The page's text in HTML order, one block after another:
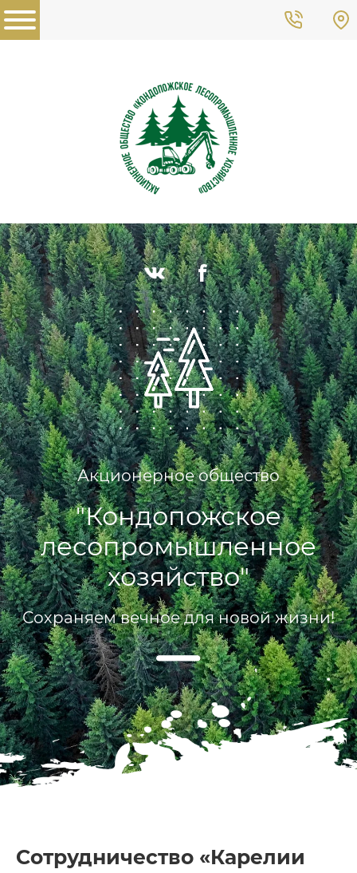
Акционерное общество
"Кондопожское
лесопромышленное
хозяйство"
Сохраняем вечное для новой жизни!
Сотрудничество «Карелии